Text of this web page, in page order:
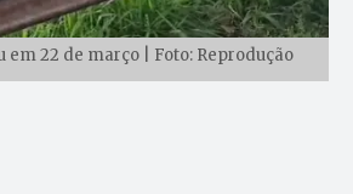
em 22 de março | Foto: Reprodução